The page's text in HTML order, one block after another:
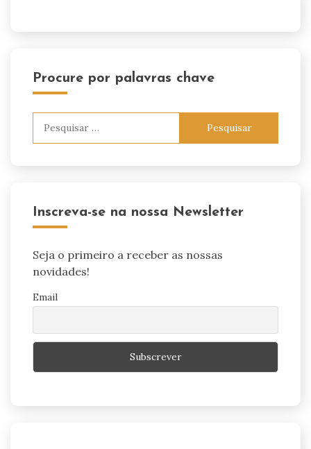
Procure por palavras chave
Inscreva-se na nossa Newsletter
Seja o primeiro a receber as nossas
novidades!
Email